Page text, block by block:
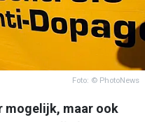
Foto: © PhotoNews
mogelijk, maar ook